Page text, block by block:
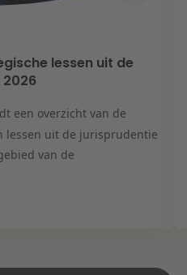
lessen uit de
een overzicht van de
lessen uit de jurisprudentie
van de